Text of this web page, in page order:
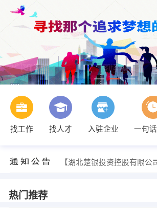
找工作 找人才 入驻企业 一句
【湖北楚银投资控股有限公
热门推荐